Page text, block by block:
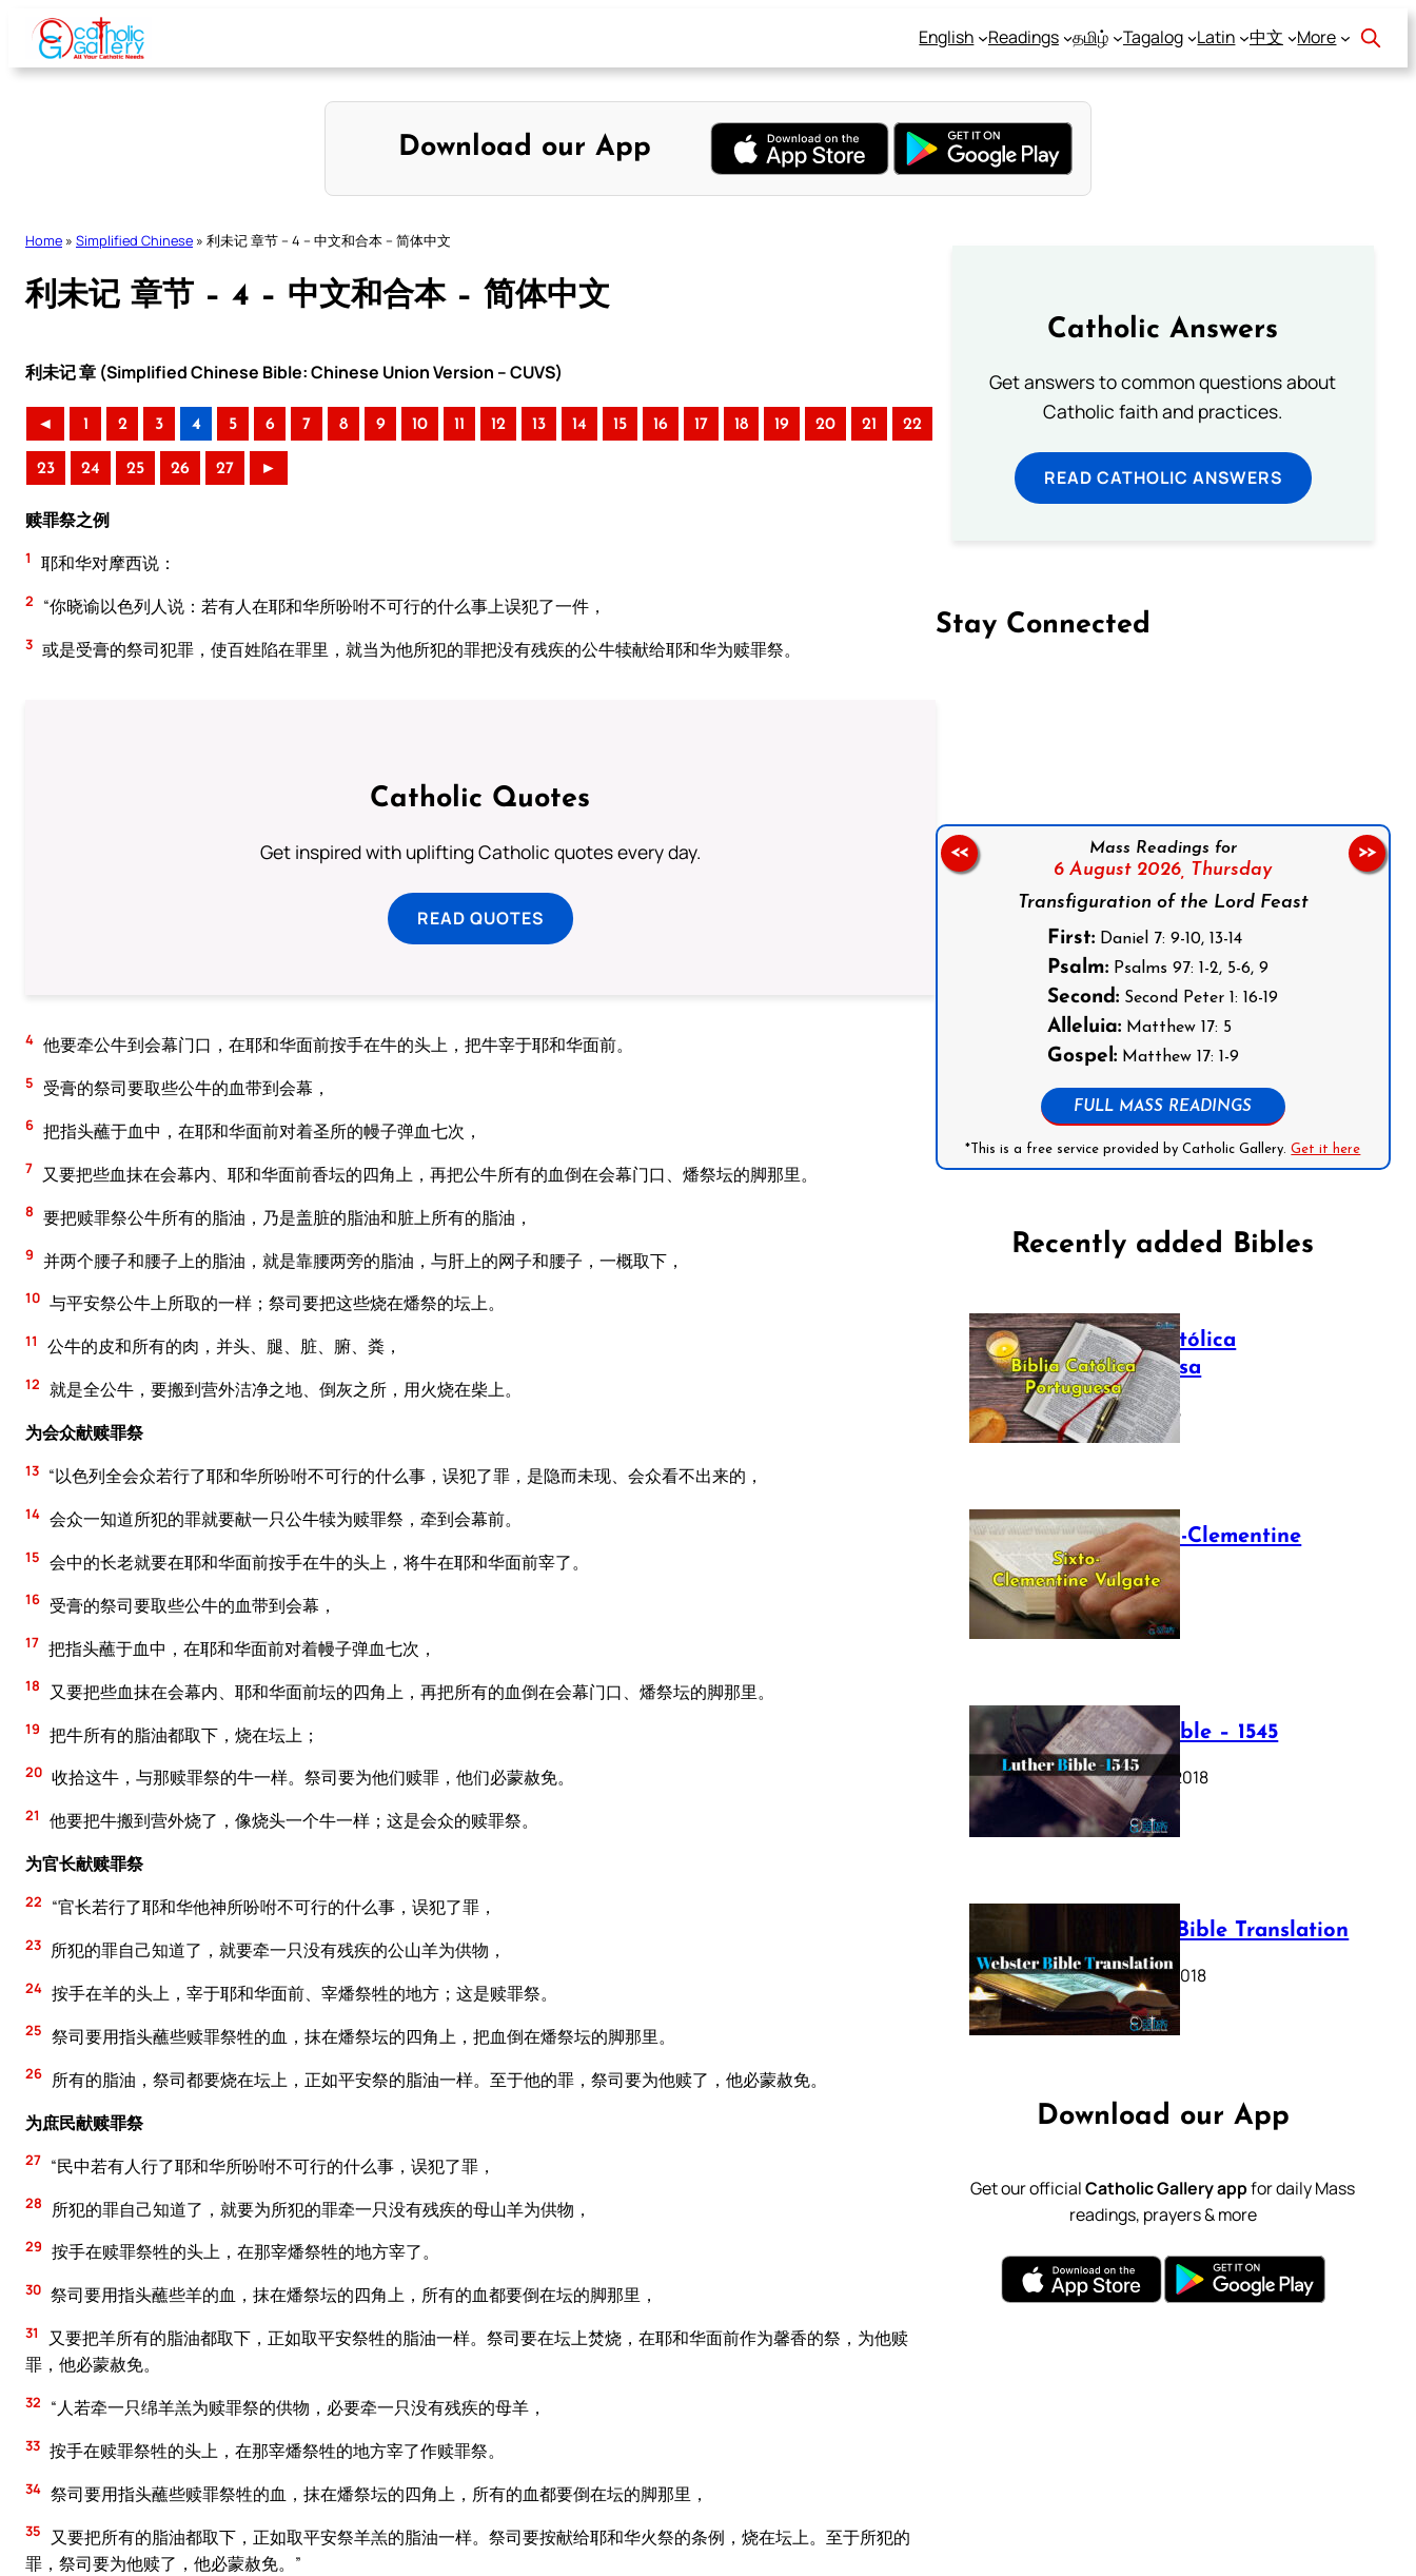
Skip
content
English Readings தமிழ் Tagalog Latin 中文 More
Download our App
Home » Simplified Chinese » 利未记 章节 – 4 – 中文和合本 – 简体中文
利未记 章节 – 4 – 中文和合本 – 简体中文
利未记 章 (Simplified Chinese Bible: Chinese Union Version – CUVS)
◄ 1 2 3 4 5 6 7 8 9 10 11 12 13 14 15 16 17 18 19 20 21 22
23 24 25 26 27 ►
赎罪祭之例
1 耶和华对摩西说：
2 “你晓谕以色列人说：若有人在耶和华所吩咐不可行的什么事上误犯了一件，
3 或是受膏的祭司犯罪，使百姓陷在罪里，就当为他所犯的罪把没有残疾的公牛犊献给耶和华为赎罪祭。
Catholic Quotes
Get inspired with uplifting Catholic quotes every day.
READ QUOTES
4 他要牵公牛到会幕门口，在耶和华面前按手在牛的头上，把牛宰于耶和华面前。
5 受膏的祭司要取些公牛的血带到会幕，
6 把指头蘸于血中，在耶和华面前对着圣所的幔子弹血七次，
7 又要把些血抹在会幕内、耶和华面前香坛的四角上，再把公牛所有的血倒在会幕门口、燔祭坛的脚那里。
8 要把赎罪祭公牛所有的脂油，乃是盖脏的脂油和脏上所有的脂油，
9 并两个腰子和腰子上的脂油，就是靠腰两旁的脂油，与肝上的网子和腰子，一概取下，
10 与平安祭公牛上所取的一样；祭司要把这些烧在燔祭的坛上。
11 公牛的皮和所有的肉，并头、腿、脏、腑、粪，
12 就是全公牛，要搬到营外洁净之地、倒灰之所，用火烧在柴上。
为会众献赎罪祭
13 “以色列全会众若行了耶和华所吩咐不可行的什么事，误犯了罪，是隐而未现、会众看不出来的，
14 会众一知道所犯的罪就要献一只公牛犊为赎罪祭，牵到会幕前。
15 会中的长老就要在耶和华面前按手在牛的头上，将牛在耶和华面前宰了。
16 受膏的祭司要取些公牛的血带到会幕，
17 把指头蘸于血中，在耶和华面前对着幔子弹血七次，
18 又要把些血抹在会幕内、耶和华面前坛的四角上，再把所有的血倒在会幕门口、燔祭坛的脚那里。
19 把牛所有的脂油都取下，烧在坛上；
20 收拾这牛，与那赎罪祭的牛一样。祭司要为他们赎罪，他们必蒙赦免。
21
他要把牛搬到营外烧了，像烧头一个牛一样；这是会众的赎罪祭。
为官长献赎罪祭
22 “官长若行了耶和华他神所吩咐不可行的什么事，误犯了罪，
23 所犯的罪自己知道了，就要牵一只没有残疾的公山羊为供物，
24 按手在羊的头上，宰于耶和华面前、宰燔祭牲的地方；这是赎罪祭。
25 祭司要用指头蘸些赎罪祭牲的血，抹在燔祭坛的四角上，把血倒在燔祭坛的脚那里。
26 所有的脂油，祭司都要烧在坛上，正如平安祭的脂油一样。至于他的罪，祭司要为他赎了，他必蒙赦免。
为庶民献赎罪祭
27 “民中若有人行了耶和华所吩咐不可行的什么事，误犯了罪，
28 所犯的罪自己知道了，就要为所犯的罪牵一只没有残疾的母山羊为供物，
29 按手在赎罪祭牲的头上，在那宰燔祭牲的地方宰了。
30 祭司要用指头蘸些羊的血，抹在燔祭坛的四角上，所有的血都要倒在坛的脚那里，
31
又要把羊所有的脂油都取下，正如取平安祭牲的脂油一样。祭司要在坛上焚烧，在耶和华面前作为馨香的祭，为他赎
罪，他必蒙赦免。
32 “人若牵一只绵羊羔为赎罪祭的供物，必要牵一只没有残疾的母羊，
33 按手在赎罪祭牲的头上，在那宰燔祭牲的地方宰了作赎罪祭。
34 祭司要用指头蘸些赎罪祭牲的血，抹在燔祭坛的四角上，所有的血都要倒在坛的脚那里，
35
又要把所有的脂油都取下，正如取平安祭羊羔的脂油一样。祭司要按献给耶和华火祭的条例，烧在坛上。至于所犯的
罪，祭司要为他赎了，他必蒙赦免。”
Catholic Answers
Get answers to common questions about
Catholic faith and practices.
READ CATHOLIC ANSWERS
Stay Connected
Mass Readings for
6 August 2026, Thursday
Transfiguration of the Lord Feast
First: Daniel 7: 9-10, 13-14
Psalm: Psalms 97: 1-2, 5-6, 9
Second: Second Peter 1: 16-19
Alleluia: Matthew 17: 5
Gospel: Matthew 17: 1-9
FULL MASS READINGS
*This is a free service provided by Catholic Gallery.Get it here
<< >>
Recently added Bibles
Bíblia Católica
Portuguesa
July 16, 2025
The Sixto-Clementine
Vulgate
July 12, 2025
Luther Bible – 1545
October 17, 2018
Webster Bible Translation
October 11, 2018
Download our App
Get our officialCatholic Gallery appfor daily Mass
readings, prayers & more